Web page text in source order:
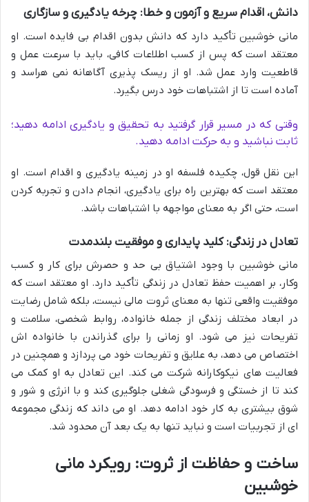
دانش، اقدام سریع و آزمون و خطا: چرخه یادگیری و سازگاری
مانی خوشبین تأکید دارد که دانش بدون اقدام بی فایده است. او
معتقد است که پس از کسب اطلاعات کافی، باید با سرعت عمل و
قاطعیت وارد عمل شد. او از ریسک پذیری آگاهانه نمی هراسد و
آماده است تا از اشتباهات خود درس بگیرد.
وقتی که در مسیر قرار گرفتید به تحقیق و یادگیری ادامه دهید؛
ثابت نباشید و به حرکت ادامه دهید.
این نقل قول، چکیده فلسفه او در زمینه یادگیری و اقدام است. او
معتقد است که بهترین راه برای یادگیری، انجام دادن و تجربه کردن
است، حتی اگر به معنای مواجهه با اشتباهات باشد.
تعادل در زندگی: کلید پایداری و موفقیت بلندمدت
مانی خوشبین با وجود اشتیاق بی حد و حصرش برای کار و کسب
وکار، بر اهمیت حفظ تعادل در زندگی تأکید دارد. او معتقد است که
موفقیت واقعی تنها به معنای ثروت مالی نیست، بلکه شامل رضایت
در ابعاد مختلف زندگی از جمله خانواده، روابط شخصی، سلامت و
تفریحات نیز می شود. او زمانی را برای گذراندن با خانواده اش
اختصاص می دهد، به علایق و تفریحات خود می پردازد و همچنین در
فعالیت های نیکوکارانه شرکت می کند. این تعادل به او کمک می
کند تا از خستگی و فرسودگی شغلی جلوگیری کند و با انرژی و شور و
شوق بیشتری به کار خود ادامه دهد. او می داند که زندگی مجموعه
ای از تجربیات است و نباید تنها به یک بعد آن محدود شد.
ساخت و حفاظت از ثروت: رویکرد مانی
خوشبین